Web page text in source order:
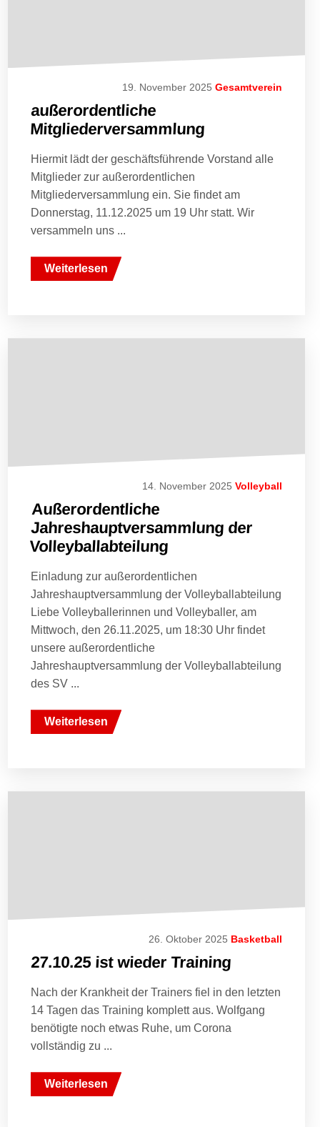
19. November 2025 Gesamtverein
außerordentliche
Mitgliederversammlung
Hiermit lädt der geschäftsführende Vorstand alle
Mitglieder zur außerordentlichen
Mitgliederversammlung ein. Sie findet am
Donnerstag, 11.12.2025 um 19 Uhr statt. Wir
versammeln uns ...
Weiterlesen
14. November 2025 Volleyball
Außerordentliche
Jahreshauptversammlung der
Volleyballabteilung
Einladung zur außerordentlichen
Jahreshauptversammlung der Volleyballabteilung
Liebe Volleyballerinnen und Volleyballer, am
Mittwoch, den 26.11.2025, um 18:30 Uhr findet
unsere außerordentliche
Jahreshauptversammlung der Volleyballabteilung
des SV ...
Weiterlesen
26. Oktober 2025 Basketball
27.10.25 ist wieder Training
Nach der Krankheit der Trainers fiel in den letzten
14 Tagen das Training komplett aus. Wolfgang
benötigte noch etwas Ruhe, um Corona
vollständig zu ...
Weiterlesen